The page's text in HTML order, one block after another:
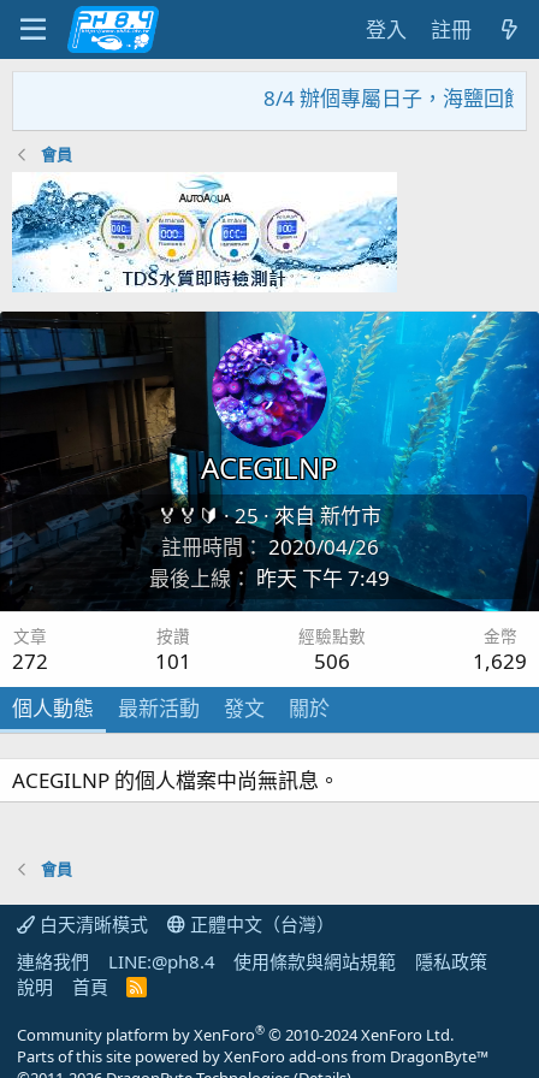
登入 註冊
8/4 辦個專屬日子，海鹽回饋
會員
ACEGILNP
🏅🏅🔰·25· 來自新竹市
註冊時間
2020/04/26
最後上線
昨天 下午 7:49
文章
272
按讚
101
經驗點數
506
金幣
1,629
個人動態
最新活動 發文 關於
ACEGILNP 的個人檔案中尚無訊息。
會員
白天清晰模式
正體中文（台灣）
連絡我們
LINE:@ph8.4 使用條款與網站規範
隱私政策
說明
首頁
R
Community platform by XenForo® © 2010-2024 XenForo Ltd.
Parts of this site powered byXenForo add-ons from DragonByte™